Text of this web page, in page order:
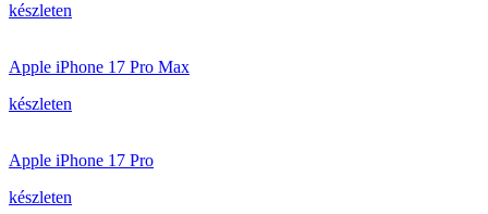
készleten
Apple iPhone 17 Pro Max
készleten
Apple iPhone 17 Pro
készleten